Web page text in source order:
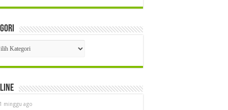
minggu ago